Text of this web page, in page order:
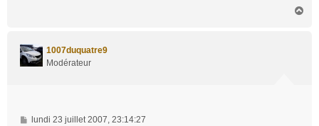
1007duquatre9
Modérateur
Mlundi 23 juillet 2007, 23:14:27